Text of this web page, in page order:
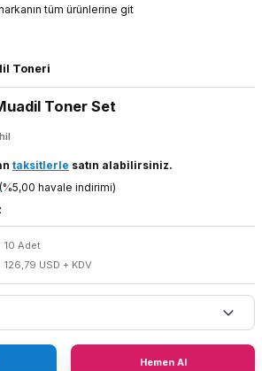
tüm ürünlerine git
Toneri
Toner Set
taksitlerle satın alabilirsiniz.
(%5,00 havale indirimi)
10 Adet
126,79 USD + KDV
Hemen Al